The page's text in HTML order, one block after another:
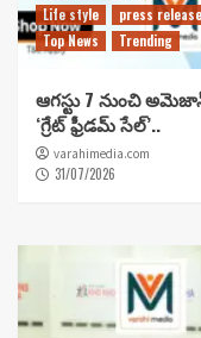
Life style
press release
Top News
Trending
ఆగస్టు 7 నుంచి
‘గ్రేట్ ఫ్రీడమ్ సేల్’..
varahimedia.com
31/07/2026